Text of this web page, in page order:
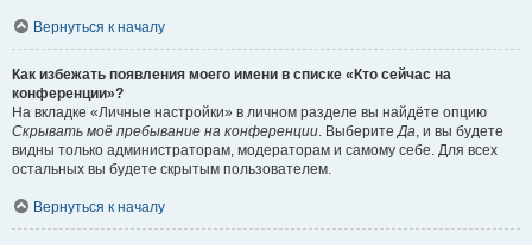
Вернуться к началу
Как избежать появления моего имени в списке «Кто сейчас на
конференции»?
На вкладке «Личные настройки» в личном разделе вы найдёте опцию
Скрывать моё пребывание на конференции. ВыберитеДа, и вы будете
видны только администраторам, модераторам и самому себе. Для всех
остальных вы будете скрытым пользователем.
Вернуться к началу